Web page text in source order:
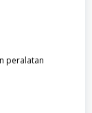
peralatan